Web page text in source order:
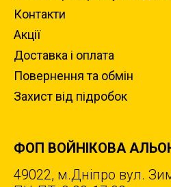
Контакти
Акції
Доставка i оплата
Повернення та обмiн
Захист вiд пiдробок
ФОП ВОЙНІКОВА
49022, м.Дніпро вул.